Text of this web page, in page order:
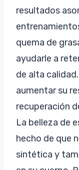
resultados
quema de
ayudarle a
de alta
aumentar su
recuperación
La belleza de
hecho de que
sintética y